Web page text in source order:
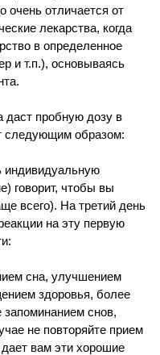
очень отличается от
лекарства, когда
в определенное
и т.п.), основываясь
даст пробную дозу в
следующим образом:
индивидуальную
говорит, чтобы вы
всего). На третий день
на эту первую
сна, улучшением
здоровья, более
запоминанием снов,
не повторяйте прием
вам эти хорошие